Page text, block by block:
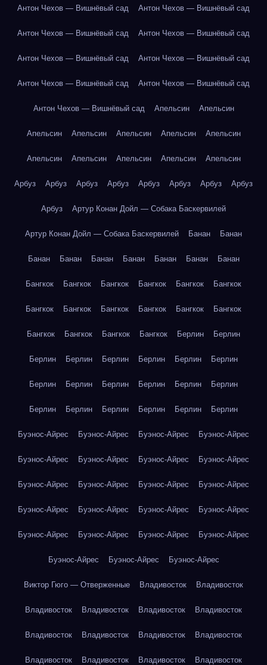
Антон Чехов — Вишнёвый сад Антон Чехов — Вишнёвый сад
Антон Чехов — Вишнёвый сад Антон Чехов — Вишнёвый сад
Антон Чехов — Вишнёвый сад Антон Чехов — Вишнёвый сад
Антон Чехов — Вишнёвый сад Антон Чехов — Вишнёвый сад
Антон Чехов — Вишнёвый сад Апельсин Апельсин
Апельсин Апельсин Апельсин Апельсин Апельсин
Апельсин Апельсин Апельсин Апельсин Апельсин
Арбуз Арбуз Арбуз Арбуз Арбуз Арбуз Арбуз Арбуз
Арбуз Артур Конан Дойл — Собака Баскервилей
Артур Конан Дойл — Собака Баскервилей Банан Банан
Банан Банан Банан Банан Банан Банан Банан
Бангкок Бангкок Бангкок Бангкок Бангкок Бангкок
Бангкок Бангкок Бангкок Бангкок Бангкок Бангкок
Бангкок Бангкок Бангкок Бангкок Берлин Берлин
Берлин Берлин Берлин Берлин Берлин Берлин
Берлин Берлин Берлин Берлин Берлин Берлин
Берлин Берлин Берлин Берлин Берлин Берлин
Буэнос-Айрес Буэнос-Айрес Буэнос-Айрес Буэнос-Айрес
Буэнос-Айрес Буэнос-Айрес Буэнос-Айрес Буэнос-Айрес
Буэнос-Айрес Буэнос-Айрес Буэнос-Айрес Буэнос-Айрес
Буэнос-Айрес Буэнос-Айрес Буэнос-Айрес Буэнос-Айрес
Буэнос-Айрес Буэнос-Айрес Буэнос-Айрес Буэнос-Айрес
Буэнос-Айрес Буэнос-Айрес Буэнос-Айрес
Виктор Гюго — Отверженные Владивосток Владивосток
Владивосток Владивосток Владивосток Владивосток
Владивосток Владивосток Владивосток Владивосток
Владивосток Владивосток Владивосток Владивосток